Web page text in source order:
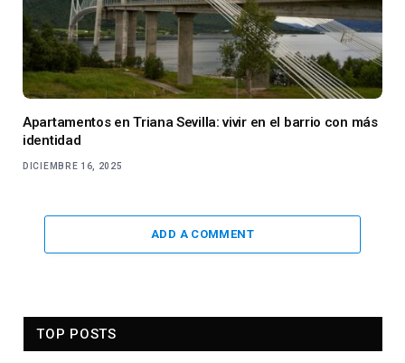
Apartamentos en Triana Sevilla: vivir en el barrio con más
identidad
DICIEMBRE 16, 2025
ADD A COMMENT
TOP POSTS